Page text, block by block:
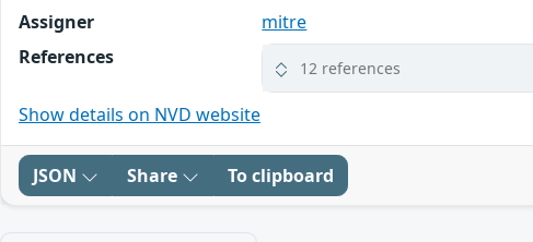
Assigner
mitre
References
12 references
Show details on NVD website
JSON Share To clipboard